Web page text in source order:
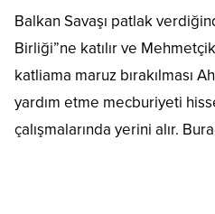
Balkan Savaşı patlak
Birliği”ne katılır ve
katliama maruz bırakılması
yardım etme mecburiyeti
çalışmalarında yerini alır.